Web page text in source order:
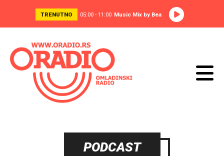
TRENUTNO 05:00 - 11:00 Music Mix by Bea
PODCAST